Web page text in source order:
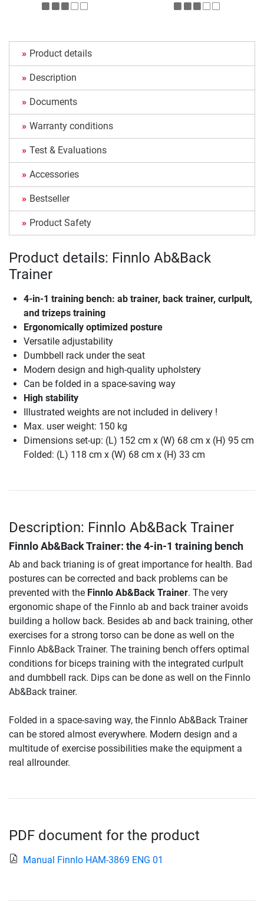
Product details
Description
Documents
Warranty conditions
Test & Evaluations
Accessories
Bestseller
Product Safety
Product details: Finnlo Ab&Back
Trainer
4-in-1 training bench: ab trainer, back trainer, curlpult,
and trizeps training
Ergonomically optimized posture
Versatile adjustability
Dumbbell rack under the seat
Modern design and high-quality upholstery
Can be folded in a space-saving way
High stability
Illustrated weights are not included in delivery !
Max. user weight: 150 kg
Dimensions set-up: (L) 152 cm x (W) 68 cm x (H) 95 cm
Folded: (L) 118 cm x (W) 68 cm x (H) 33 cm
Description: Finnlo Ab&Back Trainer
Finnlo Ab&Back Trainer: the 4-in-1 training bench
Ab and back trianing is of great importance for health. Bad
postures can be corrected and back problems can be
prevented with the Finnlo Ab&Back Trainer. The very
ergonomic shape of the Finnlo ab and back trainer avoids
building a hollow back. Besides ab and back training, other
exercises for a strong torso can be done as well on the
Finnlo Ab&Back Trainer. The training bench offers optimal
conditions for biceps training with the integrated curlpult
and dumbbell rack. Dips can be done as well on the Finnlo
Ab&Back trainer.
Folded in a space-saving way, the Finnlo Ab&Back Trainer
can be stored almost everywhere. Modern design and a
multitude of exercise possibilities make the equipment a
real allrounder.
PDF document for the product
Manual Finnlo HAM-3869 ENG 01